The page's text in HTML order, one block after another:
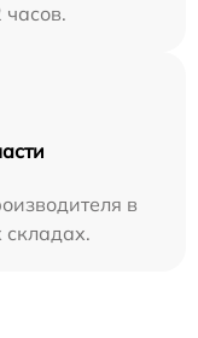
часов.
в
складах.